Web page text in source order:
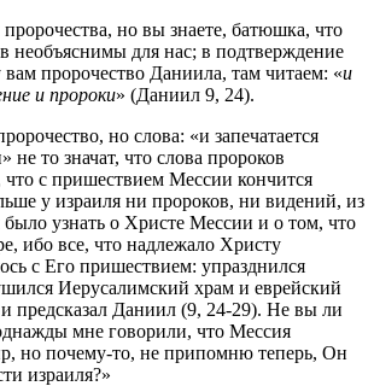
но вы знаете, батюшка, что
необъяснимы для нас; в подтверждение
пророчество Даниила, там читаем: «и
и пророки» (Даниил 9, 24).
но слова: «и запечатается
не то значат, что слова пророков
с пришествием Мессии кончится
у израиля ни пророков, ни видений, из
узнать о Христе Мессии и о том, что
ибо все, что надлежало Христу
с Его пришествием: упразднился
Иерусалимский храм и еврейский
и предсказал Даниил (9, 24-29). Не вы ли
мне говорили, что Мессия
но почему-то, не припомню теперь, Он
израиля?»